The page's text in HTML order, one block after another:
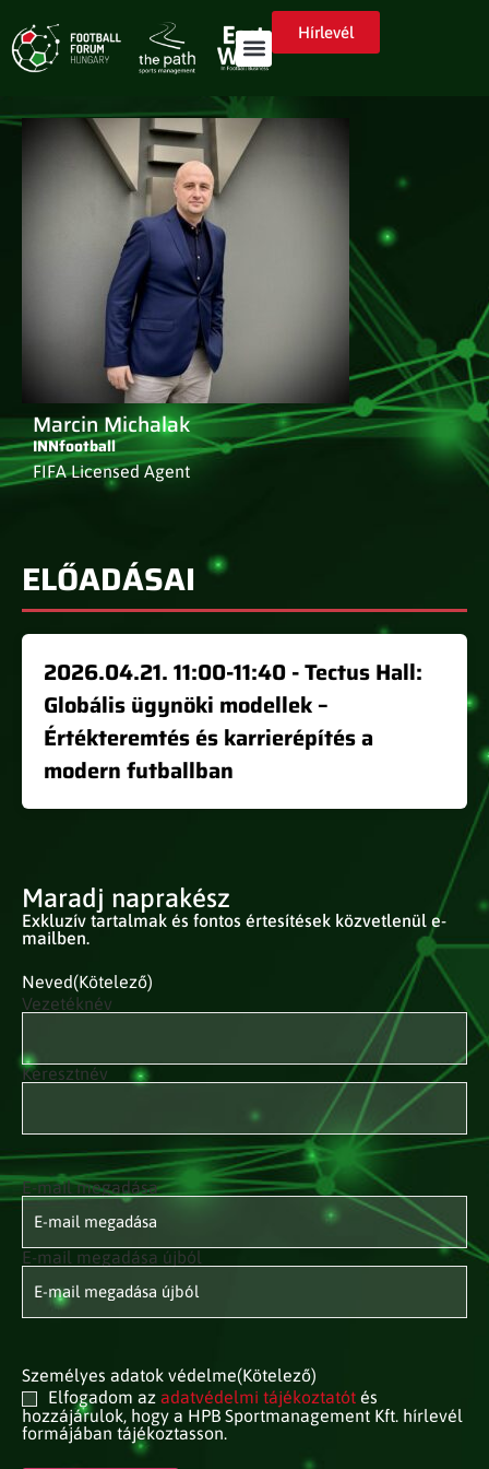
Hírlevél
Marcin Michalak
INNfootball
FIFA Licensed Agent
ELŐADÁSAI
2026.04.21. 11:00-11:40 - Tectus Hall:
Globális ügynöki modellek –
Értékteremtés és karrierépítés a
modern futballban
Maradj naprakész
Exkluzív tartalmak és fontos értesítések közvetlenül e-
mailben.
Neved(Kötelező)
Vezetéknév
Keresztnév
E-mail
címed(Kötelező)
E-mail megadása
E-mail megadása újból
Személyes adatok védelme(Kötelező)
Elfogadom az adatvédelmi tájékoztatót és
hozzájárulok, hogy a HPB Sportmanagement Kft. hírlevél
formájában tájékoztasson.